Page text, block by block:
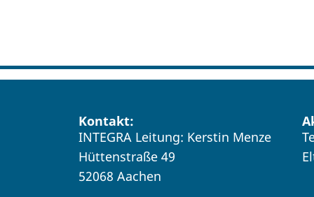
Kontakt:
INTEGRA Leitung: Kerstin Menze
Hüttenstraße 49
52068 Aachen